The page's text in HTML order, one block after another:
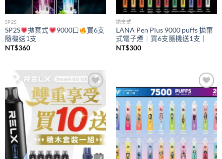
SP2S
SP2S 拋棄式 9000口
買6支
隨機送1支
NT$360
拋棄式
LANA Pen Plus 9000 puffs 拋棄
式電子煙｜買6支隨機送1支｜
NT$300
Add to
wishlist
Add to
wishlist